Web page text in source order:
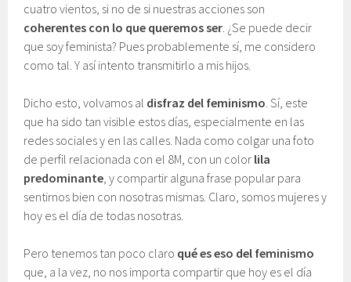
cuatro vientos, si no de si nuestras acciones son
coherentes con lo que queremos ser. ¿Se puede decir
que soy feminista? Pues probablemente sí, me considero
como tal. Y así intento transmitirlo a mis hijos.
Dicho esto, volvamos al disfraz del feminismo. Sí, este
que ha sido tan visible estos días, especialmente en las
redes sociales y en las calles. Nada como colgar una foto
de perfil relacionada con el 8M, con un color lila
predominante, y compartir alguna frase popular para
sentirnos bien con nosotras mismas. Claro, somos mujeres y
hoy es el día de todas nosotras.
Pero tenemos tan poco claro qué es eso del feminismo
que, a la vez, no nos importa compartir que hoy es el día